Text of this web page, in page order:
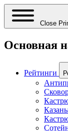
Close
Основная
Рейтинги